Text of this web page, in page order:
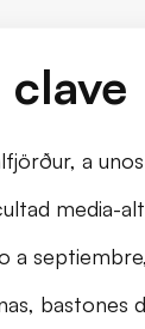
a
media-
a
bastones